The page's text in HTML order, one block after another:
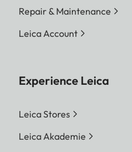
Repair & Maintenance
Leica Account
Experience Leica
Leica Stores
Leica Akademie